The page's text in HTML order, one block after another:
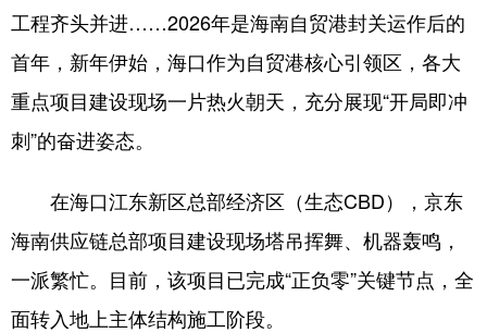
工程齐头并进……2026年是海南自贸港封关运作后的
首年，新年伊始，海口作为自贸港核心引领区，各大
重点项目建设现场一片热火朝天，充分展现“开局即冲
刺”的奋进姿态。
在海口江东新区总部经济区（生态CBD），京东
海南供应链总部项目建设现场塔吊挥舞、机器轰鸣，
一派繁忙。目前，该项目已完成“正负零”关键节点，全
面转入地上主体结构施工阶段。